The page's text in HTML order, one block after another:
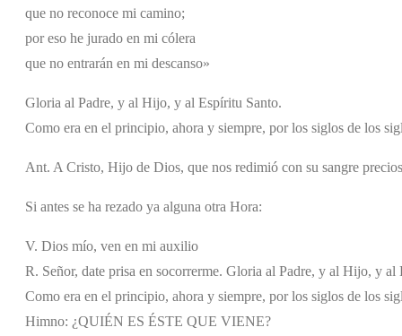
que no reconoce mi camino;
por eso he jurado en mi cólera
que no entrarán en mi descanso»
Gloria al Padre, y al Hijo, y al Espíritu Santo.
Como era en el principio, ahora y siempre, por los siglos de los
Ant. A Cristo, Hijo de Dios, que nos redimió con su sangre
Si antes se ha rezado ya alguna otra Hora:
V. Dios mío, ven en mi auxilio
R. Señor, date prisa en socorrerme. Gloria al Padre, y al Hijo, y al
Como era en el principio, ahora y siempre, por los siglos de los
Himno: ¿QUIÉN ES ÉSTE QUE VIENE?